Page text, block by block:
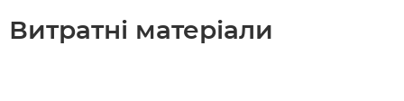
Витратні матеріали